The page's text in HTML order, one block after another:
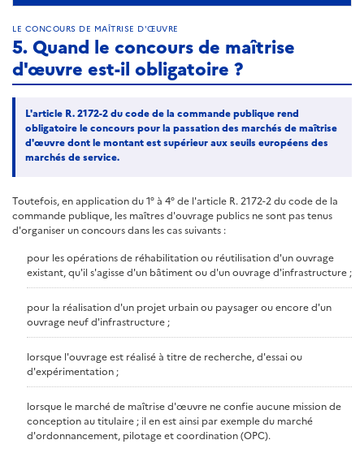
LE CONCOURS DE MAÎTRISE D'ŒUVRE
5. Quand le concours de maîtrise
d'œuvre est-il obligatoire ?
L'article R. 2172-2 du code de la commande publique rend
obligatoire le concours pour la passation des marchés de maîtrise
d'œuvre dont le montant est supérieur aux seuils européens des
marchés de service.
Toutefois, en application du 1° à 4° de l'article R. 2172-2 du code de la
commande publique, les maîtres d'ouvrage publics ne sont pas tenus
d'organiser un concours dans les cas suivants :
pour les opérations de réhabilitation ou réutilisation d'un ouvrage
existant, qu'il s'agisse d'un bâtiment ou d'un ouvrage d'infrastructure ;
pour la réalisation d'un projet urbain ou paysager ou encore d'un
ouvrage neuf d'infrastructure ;
lorsque l'ouvrage est réalisé à titre de recherche, d'essai ou
d'expérimentation ;
lorsque le marché de maîtrise d'œuvre ne confie aucune mission de
conception au titulaire ; il en est ainsi par exemple du marché
d'ordonnancement, pilotage et coordination (OPC).